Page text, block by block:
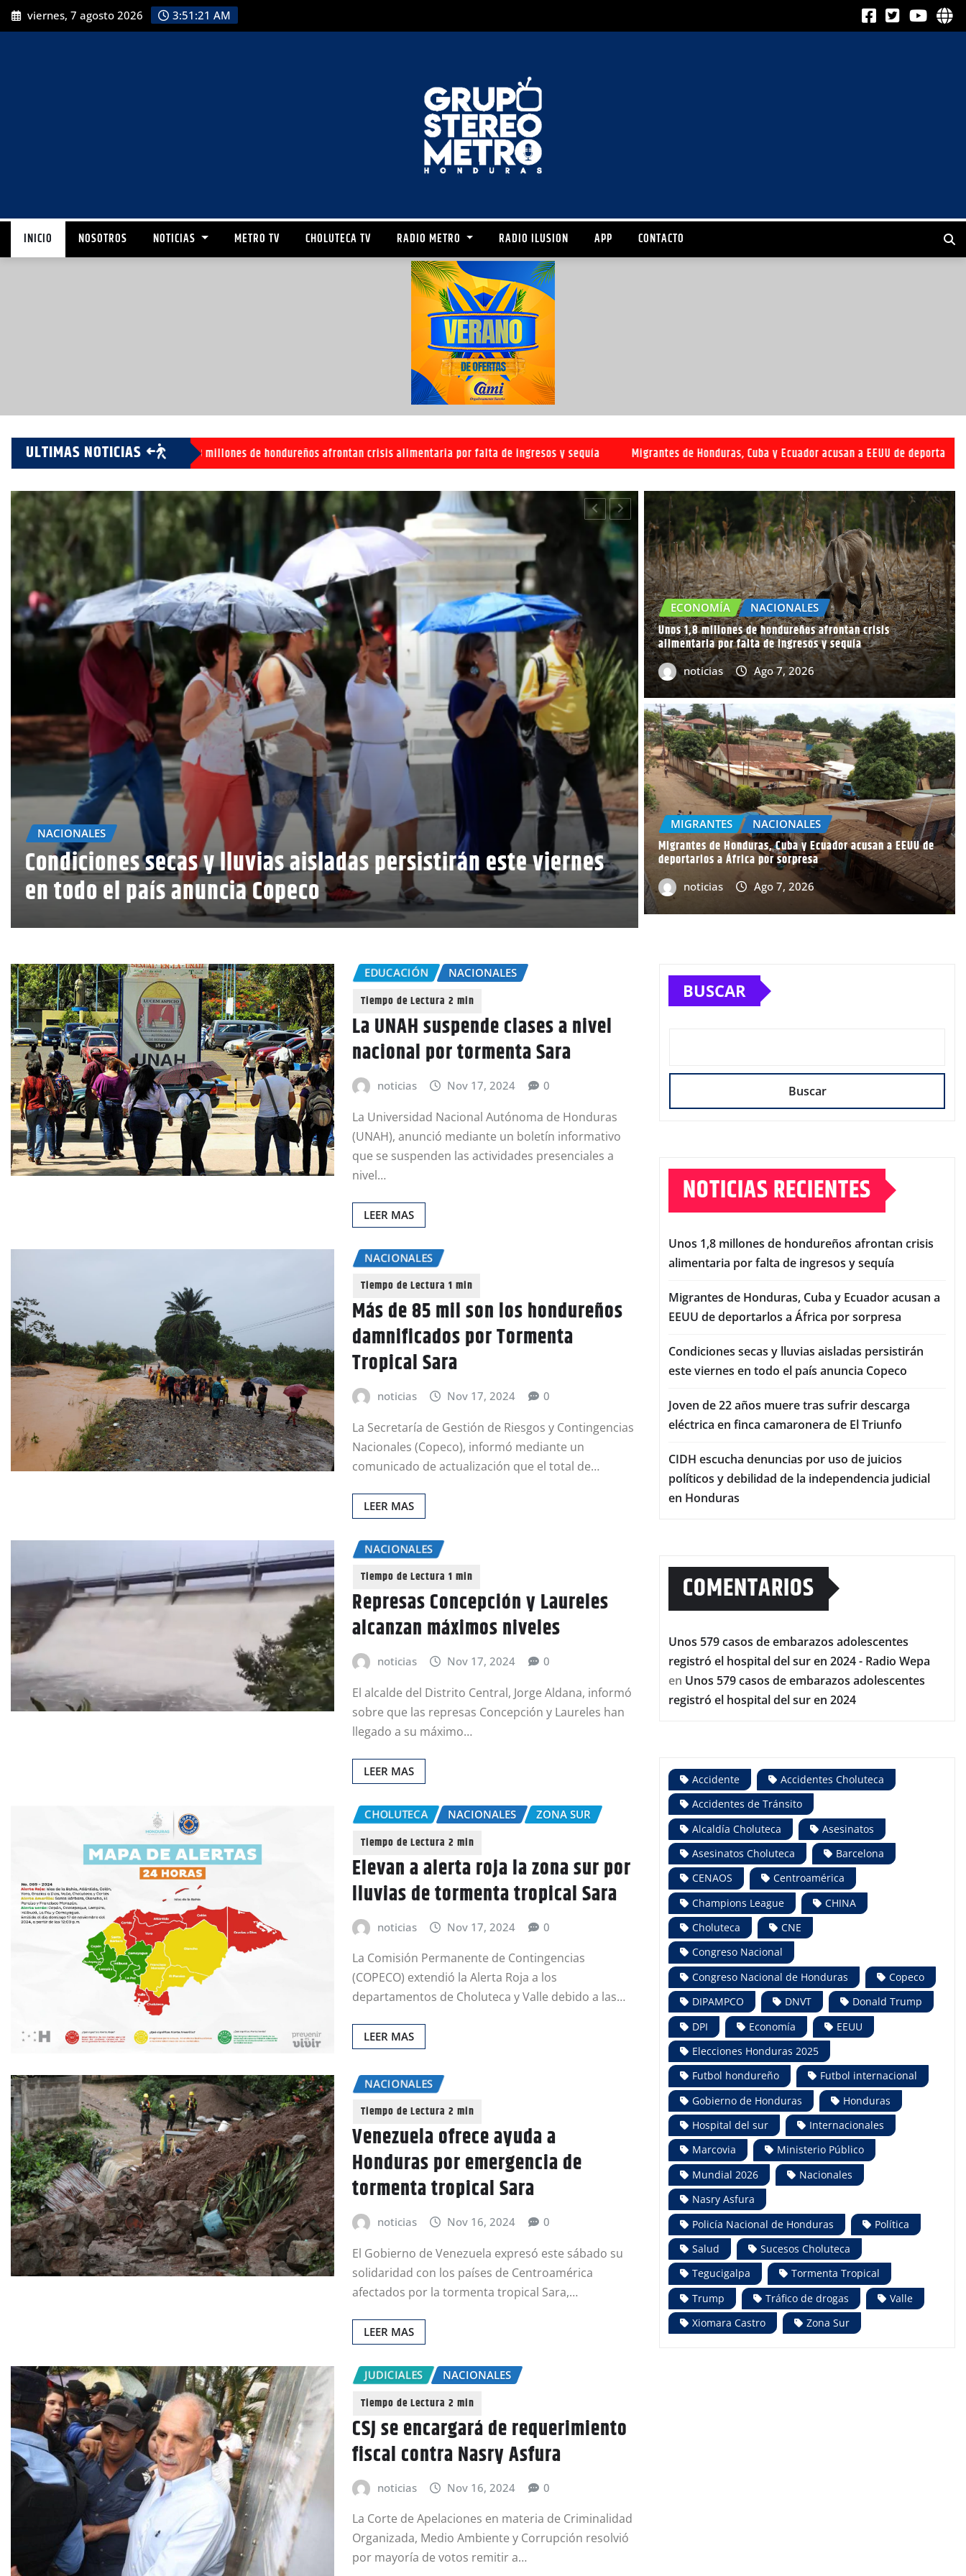
viernes, 7 agosto 2026 3:51:23 AM
INICIO NOSOTROS NOTICIAS METRO TV CHOLUTECA TV RADIO METRO RADIO ILUSION APP CONTACTO
ULTIMAS NOTICIAS
Unos 1,8 millones de hondureños afrontan crisis alimentaria por falta de ingresos y sequía Migrantes de Honduras, Cuba y Ecuador acusan a EEUU de deportarlos a África por
NACIONALES
Condiciones secas y lluvias aisladas persistirán este viernes
en todo el país anuncia Copeco
CHOLUTECA SUCESOS
Joven de 22 años muere tras
camaronera de El Triunfo
ECONOMÍA NACIONALES
Unos 1,8 millones de hondureños afrontan crisis
alimentaria por falta de ingresos y sequía
noticias Ago 7, 2026
MIGRANTES NACIONALES
Migrantes de Honduras, Cuba y Ecuador acusan a EEUU de
deportarlos a África por sorpresa
noticias Ago 7, 2026
EDUCACIÓN NACIONALES
La UNAH suspende clases a nivel
nacional por tormenta Sara
noticias Nov 17, 2024 0
La Universidad Nacional Autónoma de Honduras
(UNAH), anunció mediante un boletín informativo
que se suspenden las actividades presenciales a
nivel…
LEER MAS
NACIONALES
Más de 85 mil son los hondureños
damnificados por Tormenta
Tropical Sara
noticias Nov 17, 2024 0
La Secretaría de Gestión de Riesgos y Contingencias
Nacionales (Copeco), informó mediante un
comunicado de actualización que el total de…
LEER MAS
NACIONALES
Represas Concepción y Laureles
alcanzan máximos niveles
noticias Nov 17, 2024 0
El alcalde del Distrito Central, Jorge Aldana, informó
sobre que las represas Concepción y Laureles han
llegado a su máximo…
LEER MAS
CHOLUTECA NACIONALES ZONA SUR
Elevan a alerta roja la zona sur por
lluvias de tormenta tropical Sara
noticias Nov 17, 2024 0
La Comisión Permanente de Contingencias
(COPECO) extendió la Alerta Roja a los
departamentos de Choluteca y Valle debido a las…
LEER MAS
NACIONALES
Venezuela ofrece ayuda a
Honduras por emergencia de
tormenta tropical Sara
noticias Nov 16, 2024 0
El Gobierno de Venezuela expresó este sábado su
solidaridad con los países de Centroamérica
afectados por la tormenta tropical Sara,…
LEER MAS
JUDICIALES NACIONALES
CSJ se encargará de requerimiento
fiscal contra Nasry Asfura
noticias Nov 16, 2024 0
La Corte de Apelaciones en materia de Criminalidad
Organizada, Medio Ambiente y Corrupción resolvió
por mayoría de votos remitir a…
BUSCAR
Buscar
NOTICIAS RECIENTES
Unos 1,8 millones de hondureños afrontan crisis
alimentaria por falta de ingresos y sequía
Migrantes de Honduras, Cuba y Ecuador acusan a
EEUU de deportarlos a África por sorpresa
Condiciones secas y lluvias aisladas persistirán
este viernes en todo el país anuncia Copeco
Joven de 22 años muere tras sufrir descarga
eléctrica en finca camaronera de El Triunfo
CIDH escucha denuncias por uso de juicios
políticos y debilidad de la independencia judicial
en Honduras
COMENTARIOS
Unos 579 casos de embarazos adolescentes
registró el hospital del sur en 2024 - Radio Wepa
en Unos 579 casos de embarazos adolescentes
registró el hospital del sur en 2024
Accidente
Accidentes Choluteca
Accidentes de Tránsito
Alcaldía Choluteca
Asesinatos
Asesinatos Choluteca
Barcelona
CENAOS
Centroamérica
Champions League
CHINA
Choluteca
CNE
Congreso Nacional
Congreso Nacional de Honduras
Copeco
DIPAMPCO
DNVT
Donald Trump
DPI
Economía
EEUU
Elecciones Honduras 2025
Futbol hondureño
Futbol internacional
Gobierno de Honduras
Honduras
Hospital del sur
Internacionales
Marcovia
Ministerio Público
Mundial 2026
Nacionales
Nasry Asfura
Policía Nacional de Honduras
Política
Salud
Sucesos Choluteca
Tegucigalpa
Tormenta Tropical
Trump
Tráfico de drogas
Valle
Xiomara Castro
Zona Sur